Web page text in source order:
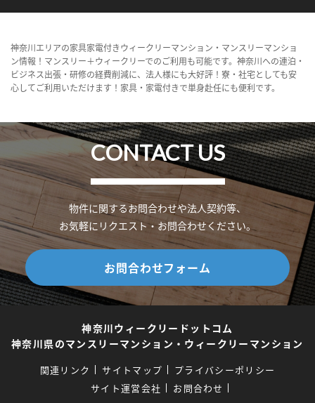
神奈川エリアの家具家電付きウィークリーマンション・マンスリーマンショ
ン情報！マンスリー＋ウィークリーでのご利用も可能です。神奈川への連泊・
ビジネス出張・研修の経費削減に、法人様にも大好評！寮・社宅としても安
心してご利用いただけます！家具・家電付きで単身赴任にも便利です。
CONTACT US
物件に関するお問合わせや法人契約等、
お気軽にリクエスト・お問合わせください。
お問合わせフォーム
神奈川ウィークリードットコム
神奈川県のマンスリーマンション・ウィークリーマンション
関連リンク サイトマップ
プライバシーポリシー
サイト運営会社
お問合わせ